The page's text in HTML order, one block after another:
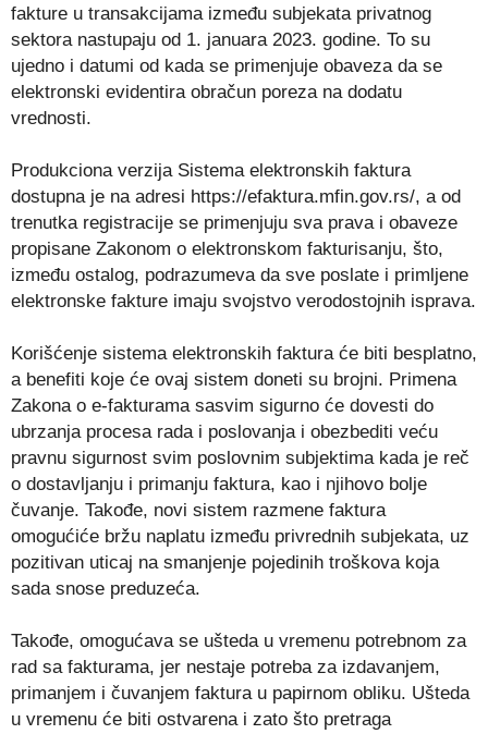
fakture u transakcijama između subjekata privatnog
sektora nastupaju od 1. januara 2023. godine. To su
ujedno i datumi od kada se primenjuje obaveza da se
elektronski evidentira obračun poreza na dodatu
vrednosti.
Produkciona verzija Sistema elektronskih faktura
dostupna je na adresi https://efaktura.mfin.gov.rs/, a od
trenutka registracije se primenjuju sva prava i obaveze
propisane Zakonom o elektronskom fakturisanju, što,
između ostalog, podrazumeva da sve poslate i primljene
elektronske fakture imaju svojstvo verodostojnih isprava.
Korišćenje sistema elektronskih faktura će biti besplatno,
a benefiti koje će ovaj sistem doneti su brojni. Primena
Zakona o e-fakturama sasvim sigurno će dovesti do
ubrzanja procesa rada i poslovanja i obezbediti veću
pravnu sigurnost svim poslovnim subjektima kada je reč
o dostavljanju i primanju faktura, kao i njihovo bolje
čuvanje. Takođe, novi sistem razmene faktura
omogućiće bržu naplatu između privrednih subjekata, uz
pozitivan uticaj na smanjenje pojedinih troškova koja
sada snose preduzeća.
Takođe, omogućava se ušteda u vremenu potrebnom za
rad sa fakturama, jer nestaje potreba za izdavanjem,
primanjem i čuvanjem faktura u papirnom obliku. Ušteda
u vremenu će biti ostvarena i zato što pretraga